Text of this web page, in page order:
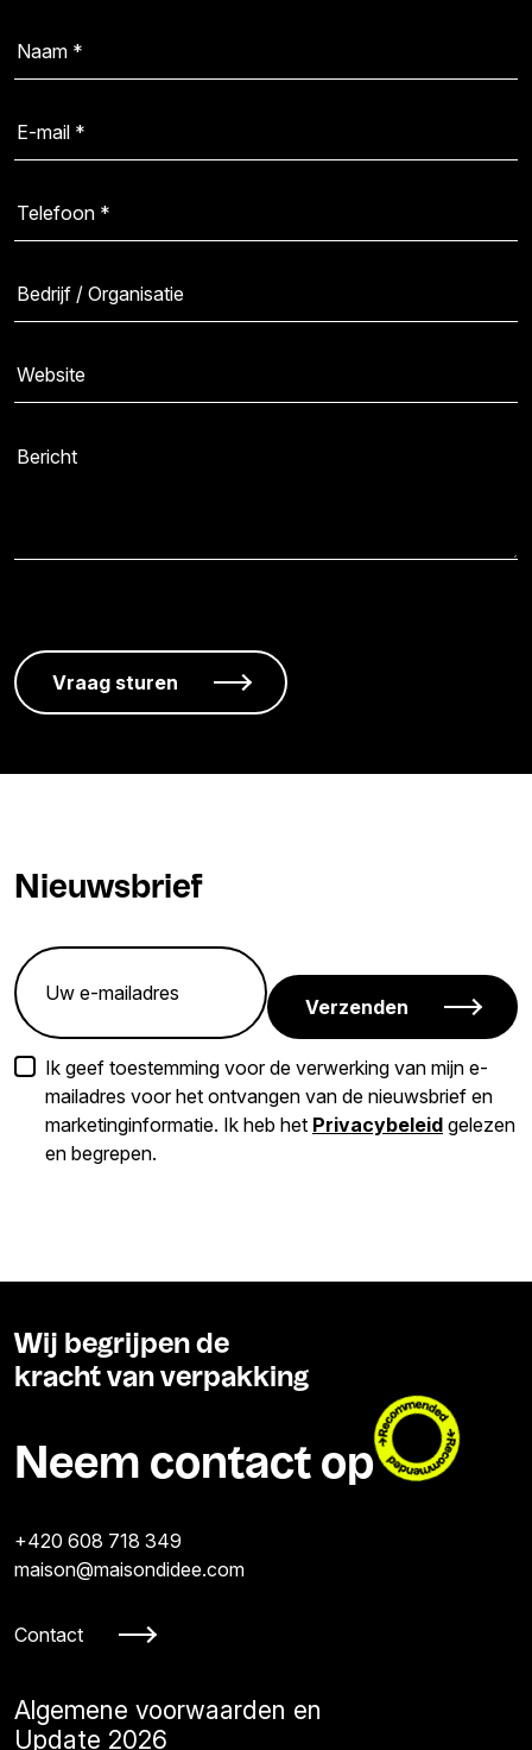
Nieuwsbrief
Verzenden
Ik geef toestemming voor de verwerking van mijn e-
mailadres voor het ontvangen van de nieuwsbrief en
marketinginformatie. Ik heb het Privacybeleid gelezen
en begrepen.
Wij begrijpen de
kracht van verpakking
Neem contact op
+420 608 718 349
maison@maisondidee.com
Contact
Algemene voorwaarden en
Update 2026